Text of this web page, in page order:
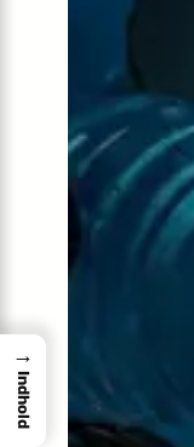
→
Indhold